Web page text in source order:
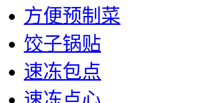
方便预制菜
饺子锅贴
速冻包点